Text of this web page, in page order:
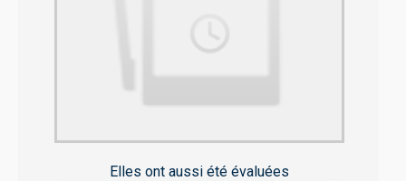
Elles ont aussi été évaluées